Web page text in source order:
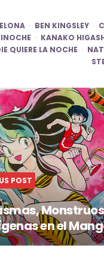
BEN KINGSLEY
KANAKO
QUIERE LA NOCHE
POST
en el